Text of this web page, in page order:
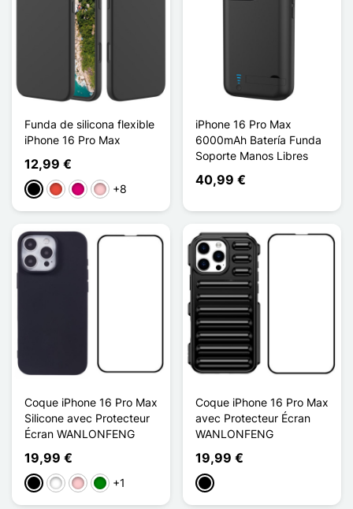
Funda de silicona flexible
iPhone 16 Pro Max
12,99 €
NegroRojoMagenta
Rosa+8
iPhone 16 Pro Max
6000mAh Batería Funda
Soporte Manos Libres
40,99 €
Coque iPhone 16 Pro Max
Silicone avec Protecteur
Écran WANLONFENG
19,99 €
NegroBlancoRosaVerde
+1
Coque iPhone 16 Pro Max
avec Protecteur Écran
WANLONFENG
19,99 €
Negro